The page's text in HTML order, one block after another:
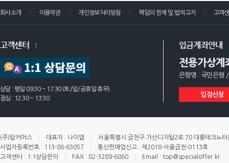
회사소개 이용약관 개인정보처리방침 책임의 한계 및 법적고지 고객
고객센터
상담 : 평일 09:30 ~ 17:30 (토/일/공휴일 휴무)
점심 : 12:30 ~ 13:30
입금계좌안내
전용가상계
은행명 : 국민은행
입점신청
(주)탑커머스 대표자 : 나이엽
서울특별시 금천구 가산디지털2로 70 대륭테크노
사업자등록번호 : 113-86-63057
통신판매업신고 : 제2018-서울금천-0113호
고객센터 : 1:1상담문의
FAX : 02-3289-6860
Email : top@specialoffer.kr